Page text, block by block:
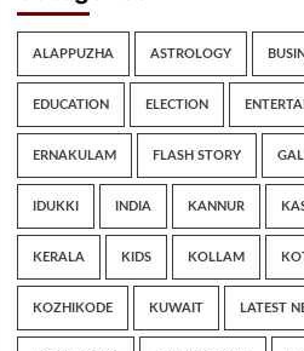
ALAPPUZHA ASTROLOGY
EDUCATION ELECTION
ERNAKULAM FLASH STORY
IDUKKI INDIA KANNUR
KERALA KIDS KOLLAM
KOZHIKODE KUWAIT LATEST